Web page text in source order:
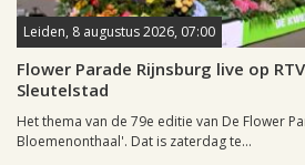
Leiden, 8 augustus 2026, 07:00
Flower Parade Rijnsburg live op
Sleutelstad
Het thema van de 79e editie van De Flower
Bloemenonthaal'. Dat is zaterdag te...